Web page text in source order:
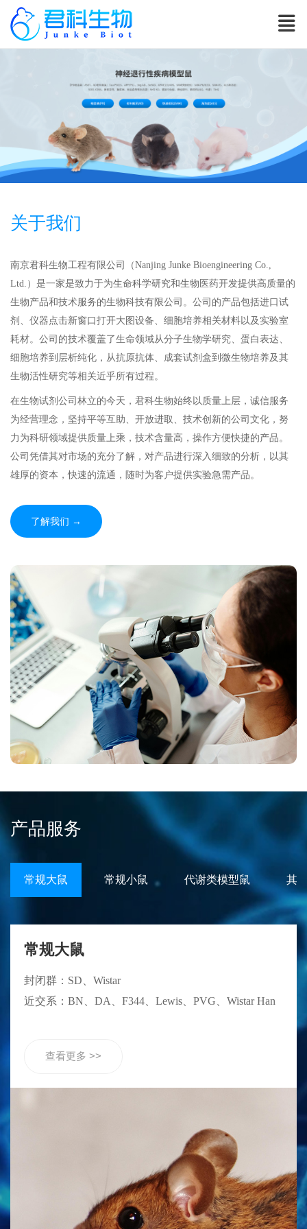
关于我们
南京君科生物工程有限公司（Nanjing Junke Bioengineering Co.,
Ltd.）是一家是致力于为生命科学研究和生物医药开发提供高质量的
生物产品和技术服务的生物科技有限公司。公司的产品包括进口试
剂、仪器点击新窗口打开大图设备、细胞培养相关材料以及实验室
耗材。公司的技术覆盖了生命领域从分子生物学研究、蛋白表达、
细胞培养到层析纯化，从抗原抗体、成套试剂盒到微生物培养及其
生物活性研究等相关近乎所有过程。
在生物试剂公司林立的今天，君科生物始终以质量上层，诚信服务
为经营理念，坚持平等互助、开放进取、技术创新的公司文化，努
力为科研领域提供质量上乘，技术含量高，操作方便快捷的产品。
公司凭借其对市场的充分了解，对产品进行深入细致的分析，以其
雄厚的资本，快速的流通，随时为客户提供实验急需产品。
了解我们 →
产品服务
常规大鼠 常规小鼠 代谢类模型鼠 其
常规大鼠
封闭群：SD、Wistar
近交系：BN、DA、F344、Lewis、PVG、Wistar Han
查看更多 >>